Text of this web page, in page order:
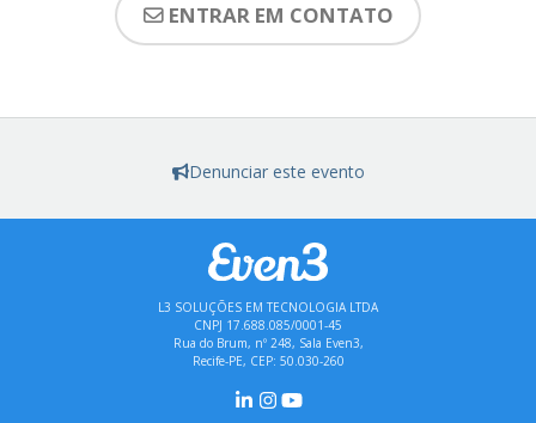
ENTRAR EM CONTATO
Denunciar este evento
L3 SOLUÇÕES EM TECNOLOGIA LTDA
CNPJ 17.688.085/0001-45
Rua do Brum, nº 248, Sala Even3,
Recife-PE, CEP: 50.030-260